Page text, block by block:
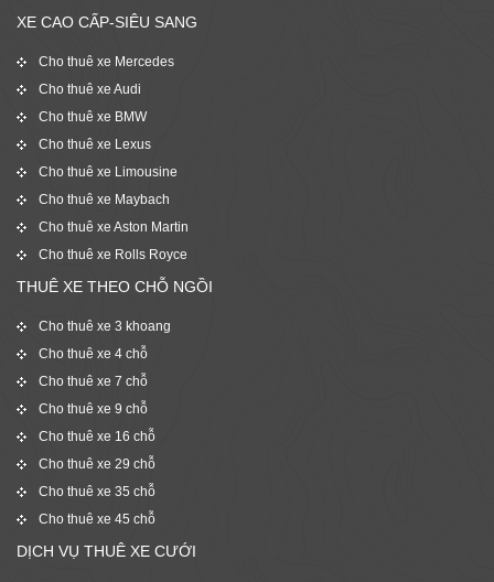
XE CAO CẤP-SIÊU SANG
Cho thuê xe Mercedes
Cho thuê xe Audi
Cho thuê xe BMW
Cho thuê xe Lexus
Cho thuê xe Limousine
Cho thuê xe Maybach
Cho thuê xe Aston Martin
Cho thuê xe Rolls Royce
THUÊ XE THEO CHỖ NGỒI
Cho thuê xe 3 khoang
Cho thuê xe 4 chỗ
Cho thuê xe 7 chỗ
Cho thuê xe 9 chỗ
Cho thuê xe 16 chỗ
Cho thuê xe 29 chỗ
Cho thuê xe 35 chỗ
Cho thuê xe 45 chỗ
DỊCH VỤ THUÊ XE CƯỚI